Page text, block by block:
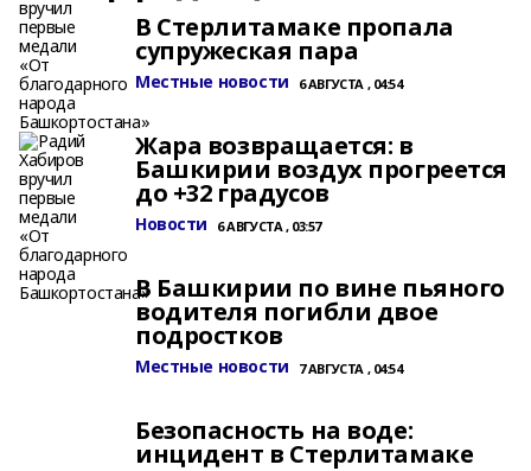
В Стерлитамаке пропала
супружеская пара
Местные новости 6 АВГУСТА , 04:54
Жара возвращается: в
Башкирии воздух прогреется
до +32 градусов
Новости 6 АВГУСТА , 03:57
В Башкирии по вине пьяного
водителя погибли двое
подростков
Местные новости 7 АВГУСТА , 04:54
Безопасность на воде:
инцидент в Стерлитамаке